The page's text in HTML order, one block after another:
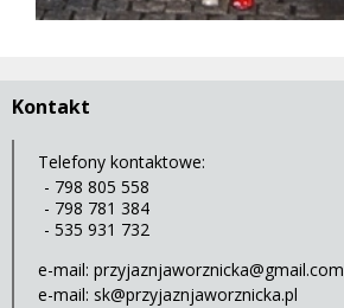
Kontakt
Telefony kontaktowe:
- 798 805 558
- 798 781 384
- 535 931 732
e-mail: przyjaznjaworznicka@gmail.com
e-mail: sk@przyjaznjaworznicka.pl